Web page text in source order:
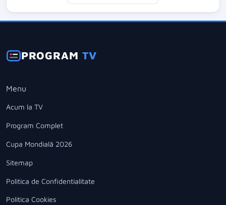
PROGRAMTV
Menu
Acum la TV
Program Complet
Cupa Mondială 2026
Sitemap
Politica de Confidentialitate
Politica Cookies